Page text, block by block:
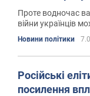
Проте водночас
війни українців
Новини політики
Російські
посилення